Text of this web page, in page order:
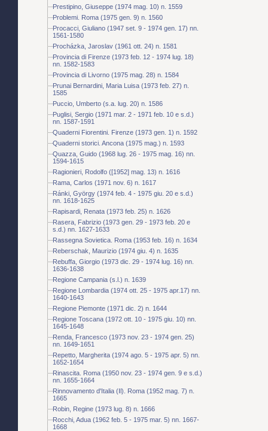
Prestipino, Giuseppe (1974 mag. 10) n. 1559
Problemi. Roma (1975 gen. 9) n. 1560
Procacci, Giuliano (1947 set. 9 - 1974 gen. 17) nn.
1561-1580
Procházka, Jaroslav (1961 ott. 24) n. 1581
Provincia di Firenze (1973 feb. 12 - 1974 lug. 18)
nn. 1582-1583
Provincia di Livorno (1975 mag. 28) n. 1584
Prunai Bernardini, Maria Luisa (1973 feb. 27) n.
1585
Puccio, Umberto (s.a. lug. 20) n. 1586
Puglisi, Sergio (1971 mar. 2 - 1971 feb. 10 e s.d.)
nn. 1587-1591
Quaderni Fiorentini. Firenze (1973 gen. 1) n. 1592
Quaderni storici. Ancona (1975 mag.) n. 1593
Quazza, Guido (1968 lug. 26 - 1975 mag. 16) nn.
1594-1615
Ragionieri, Rodolfo ([1952] mag. 13) n. 1616
Rama, Carlos (1971 nov. 6) n. 1617
Ránki, György (1974 feb. 4 - 1975 giu. 20 e s.d.)
nn. 1618-1625
Rapisardi, Renata (1973 feb. 25) n. 1626
Rasera, Fabrizio (1973 gen. 29 - 1973 feb. 20 e
s.d.) nn. 1627-1633
Rassegna Sovietica. Roma (1953 feb. 16) n. 1634
Reberschak, Maurizio (1974 giu. 4) n. 1635
Rebuffa, Giorgio (1973 dic. 29 - 1974 lug. 16) nn.
1636-1638
Regione Campania (s.l.) n. 1639
Regione Lombardia (1974 ott. 25 - 1975 apr.17) nn.
1640-1643
Regione Piemonte (1971 dic. 2) n. 1644
Regione Toscana (1972 ott. 10 - 1975 giu. 10) nn.
1645-1648
Renda, Francesco (1973 nov. 23 - 1974 gen. 25)
nn. 1649-1651
Repetto, Margherita (1974 ago. 5 - 1975 apr. 5) nn.
1652-1654
Rinascita. Roma (1950 nov. 23 - 1974 gen. 9 e s.d.)
nn. 1655-1664
Rinnovamento d'Italia (Il). Roma (1952 mag. 7) n.
1665
Robin, Regine (1973 lug. 8) n. 1666
Rocchi, Adua (1962 feb. 5 - 1975 mar. 5) nn. 1667-
1668